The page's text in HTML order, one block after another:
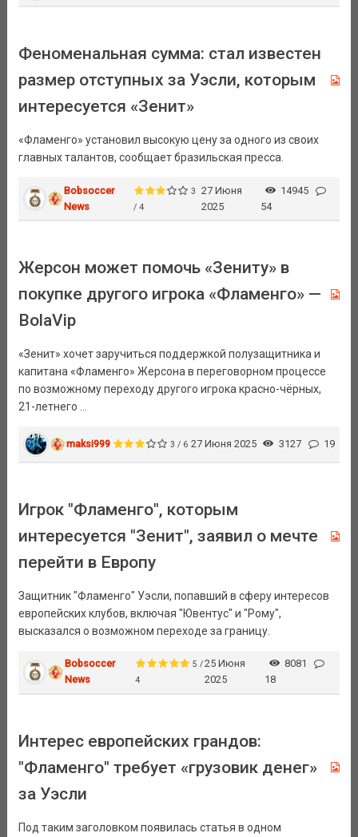
Феноменальная сумма: стал известен
размер отступных за Уэсли, которым
интересуется «Зенит»
«Фламенго» установил высокую цену за одного из своих
главных талантов, сообщает бразильская пресса.
Bobsoccer
News
3
/ 4
27 Июня
2025
14945
54
Жерсон может помочь «Зениту» в
покупке другого игрока «Фламенго» —
BolaVip
«Зенит» хочет заручиться поддержкой полузащитника и
капитана «Фламенго» Жерсона в переговорном процессе
по возможному переходу другого игрока красно-чёрных,
21-летнего ...
maksi999 3 / 6 27 Июня 2025 3127 19
Игрок "Фламенго", которым
интересуется "Зенит", заявил о мечте
перейти в Европу
Защитник "Фламенго" Уэсли, попавший в сферу интересов
европейских клубов, включая "Ювентус" и "Рому",
высказался о возможном переходе за границу.
Bobsoccer
News
5 /
4
25 Июня
2025
8081
18
Интерес европейских грандов:
"Фламенго" требует «грузовик денег»
за Уэсли
Под таким заголовком появилась статья в одном